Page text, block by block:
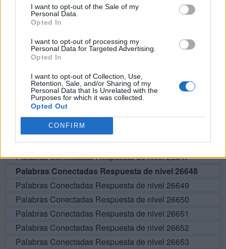
I want to opt-out of the Sale of my
Personal Data.
Opted In
I want to opt-out of processing my
Personal Data for Targeted Advertising.
Opted In
I want to opt-out of Collection, Use,
Retention, Sale, and/or Sharing of my
Personal Data that Is Unrelated with the
Purposes for which it was collected.
Opted Out
CONFIRM
RESPUESTAS
Por favor seleccione los niveles:
Palabras Conectadas Respuesta de nivel 26643
Palabras Conectadas Respuesta de nivel 26644
Palabras Conectadas Respuesta de nivel 26645
Palabras Conectadas Respuesta de nivel 26646
Palabras Conectadas Respuesta de nivel 26647
Palabras Conectadas Respuesta de nivel 26648
Palabras Conectadas Respuesta de nivel 26649
Palabras Conectadas Respuesta de nivel 26650
Palabras Conectadas Respuesta de nivel 26651
Palabras Conectadas Respuesta de nivel 26652
Palabras Conectadas Respuesta de nivel 26653